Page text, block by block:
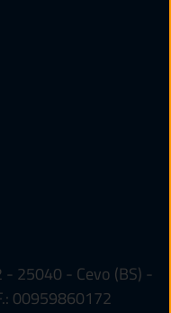
- 25040 - Cevo (BS) -
00959860172